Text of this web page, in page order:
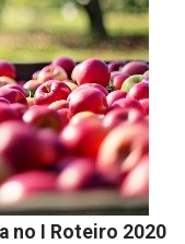
no I Roteiro 2020